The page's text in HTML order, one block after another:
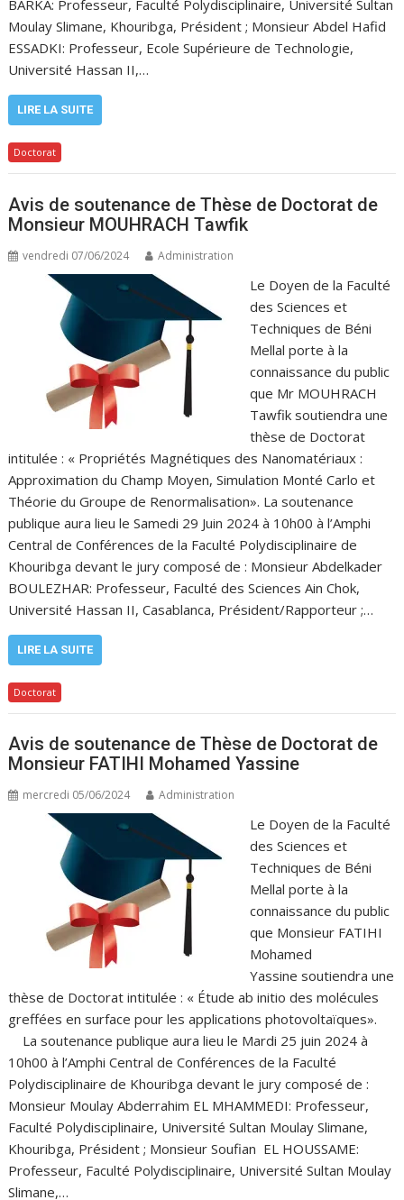
BARKA: Professeur, Faculté Polydisciplinaire, Université Sultan
Moulay Slimane, Khouribga, Président ; Monsieur Abdel Hafid
ESSADKI: Professeur, Ecole Supérieure de Technologie,
Université Hassan II,…
LIRE LA SUITE
Doctorat
Avis de soutenance de Thèse de Doctorat de
Monsieur MOUHRACH Tawfik
vendredi 07/06/2024 Administration
Le Doyen de la Faculté
des Sciences et
Techniques de Béni
Mellal porte à la
connaissance du public
que Mr MOUHRACH
Tawfik soutiendra une
thèse de Doctorat
intitulée : « Propriétés Magnétiques des Nanomatériaux :
Approximation du Champ Moyen, Simulation Monté Carlo et
Théorie du Groupe de Renormalisation». La soutenance
publique aura lieu le Samedi 29 Juin 2024 à 10h00 à l’Amphi
Central de Conférences de la Faculté Polydisciplinaire de
Khouribga devant le jury composé de : Monsieur Abdelkader
BOULEZHAR: Professeur, Faculté des Sciences Ain Chok,
Université Hassan II, Casablanca, Président/Rapporteur ;…
LIRE LA SUITE
Doctorat
Avis de soutenance de Thèse de Doctorat de
Monsieur FATIHI Mohamed Yassine
mercredi 05/06/2024 Administration
Le Doyen de la Faculté
des Sciences et
Techniques de Béni
Mellal porte à la
connaissance du public
que Monsieur FATIHI
Mohamed
Yassine soutiendra une
thèse de Doctorat intitulée : « Étude ab initio des molécules
greffées en surface pour les applications photovoltaïques».
La soutenance publique aura lieu le Mardi 25 juin 2024 à
10h00 à l’Amphi Central de Conférences de la Faculté
Polydisciplinaire de Khouribga devant le jury composé de :
Monsieur Moulay Abderrahim EL MHAMMEDI: Professeur,
Faculté Polydisciplinaire, Université Sultan Moulay Slimane,
Khouribga, Président ; Monsieur Soufian EL HOUSSAME:
Professeur, Faculté Polydisciplinaire, Université Sultan Moulay
Slimane,…